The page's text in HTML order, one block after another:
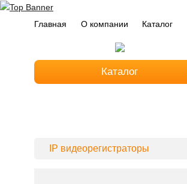
Главная О компании Каталог
Каталог
IP видеорегистраторы